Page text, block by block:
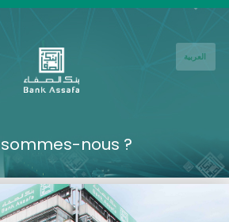
العربية
sommes-nous ?